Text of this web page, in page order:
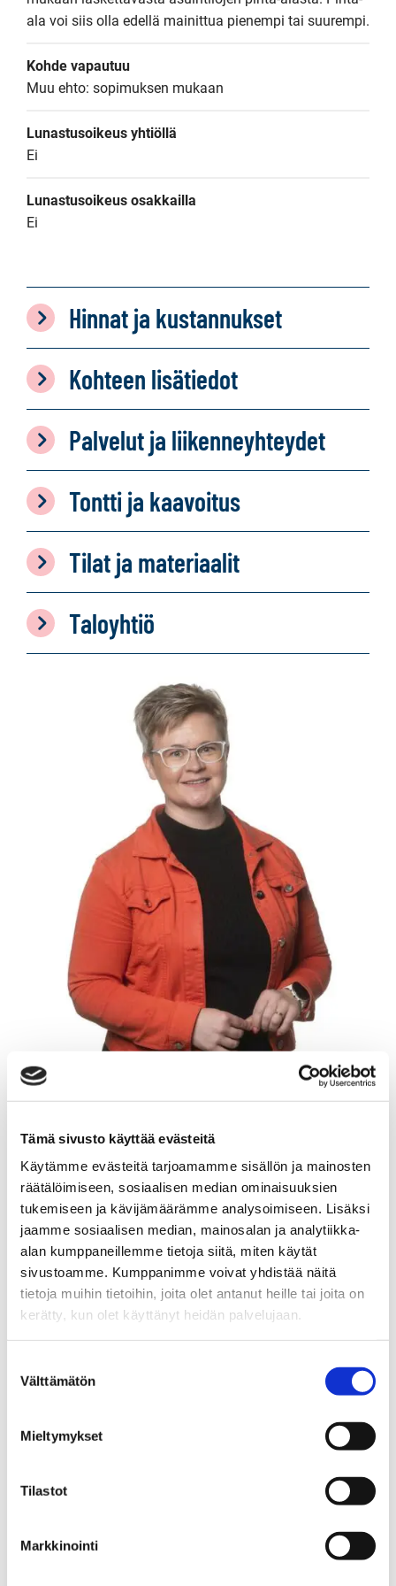
Tämä sivusto käyttää evästeitä
Käytämme evästeitä tarjoamamme sisällön ja mainosten
räätälöimiseen, sosiaalisen median ominaisuuksien
tukemiseen ja kävijämäärämme analysoimiseen. Lisäksi
jaamme sosiaalisen median, mainosalan ja analytiikka-
alan kumppaneillemme tietoja siitä, miten käytät
sivustoamme. Kumppanimme voivat yhdistää näitä
tietoja muihin tietoihin, joita olet antanut heille tai joita on
kerätty, kun olet käyttänyt heidän palvelujaan.
valinta
Välttämätön
Mieltymykset
Tilastot
Markkinointi
ala voi siis olla edellä mainittua pienempi tai suurempi.
Kohde vapautuu
Muu ehto: sopimuksen mukaan
Lunastusoikeus yhtiöllä
Ei
Lunastusoikeus osakkailla
Ei
Hinnat ja kustannukset
Kohteen lisätiedot
Palvelut ja liikenneyhteydet
Tontti ja kaavoitus
Tilat ja materiaalit
Taloyhtiö
TANJA HEINONEN
Yrittäjä, kiinteistönvälittäjä LKV, KiAT
Sp-Koti Jämsä Kipinä | Kiinteistönvälitys Tanja
Heinonen Oy LKV
, 2821540-9
+358 50 463 8663
WhatsApp
Sp-Koti Jämsä Kipinä
Sp-Koti Muurame Kipinä